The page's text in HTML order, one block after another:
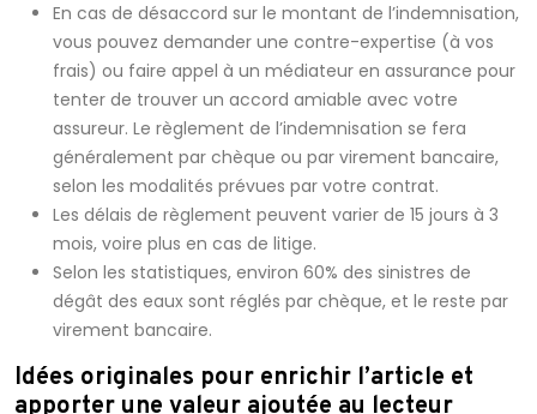
En cas de désaccord sur le montant de l’indemnisation,
vous pouvez demander une contre-expertise (à vos
frais) ou faire appel à un médiateur en assurance pour
tenter de trouver un accord amiable avec votre
assureur. Le règlement de l’indemnisation se fera
généralement par chèque ou par virement bancaire,
selon les modalités prévues par votre contrat.
Les délais de règlement peuvent varier de 15 jours à 3
mois, voire plus en cas de litige.
Selon les statistiques, environ 60% des sinistres de
dégât des eaux sont réglés par chèque, et le reste par
virement bancaire.
Idées originales pour enrichir l’article et
apporter une valeur ajoutée au lecteur